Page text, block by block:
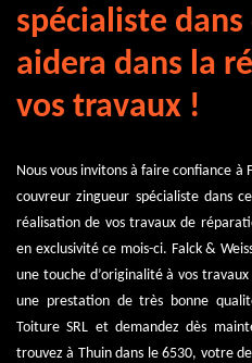
spécialiste
aidera dans la
vos travaux !
Nous vous invitons à faire confiance à
couvreur zingueur spécialiste dans
réalisation de vos travaux de
en exclusivité ce mois-ci. Falck &
une touche d’originalité à vos
une prestation de très bonne
Toiture SRL et demandez dès
trouvez à Thuin dans le 6530, votre